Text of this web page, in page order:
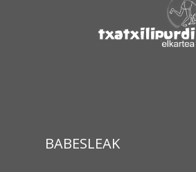
BABESLEAK